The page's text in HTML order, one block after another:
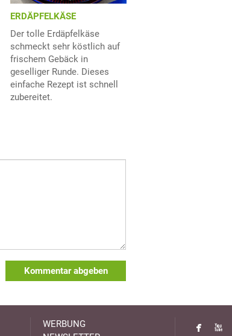
ERDÄPFELKÄSE
Der tolle Erdäpfelkäse
schmeckt sehr köstlich auf
frischem Gebäck in
geselliger Runde. Dieses
einfache Rezept ist schnell
zubereitet.
Kommentar abgeben
WERBUNG